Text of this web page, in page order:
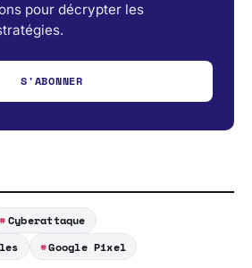
pour décrypter les
S'ABONNER
Cyberattaque
Google Pixel